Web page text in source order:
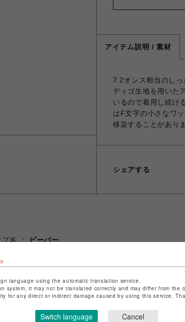
アイテム説明 / 素材
7.2オンス相当のし
ディゴ生地を用いた
いるので着用し続け
はF文字の小さなワ
移染することがあり
シェアする
プ名
ビーバー
プお問い合わせはこちら
language using the automatic translation service.
system, it may not be translated correctly and may differ from
for any direct or indirect damage caused by using this service.
Switch language Cancel